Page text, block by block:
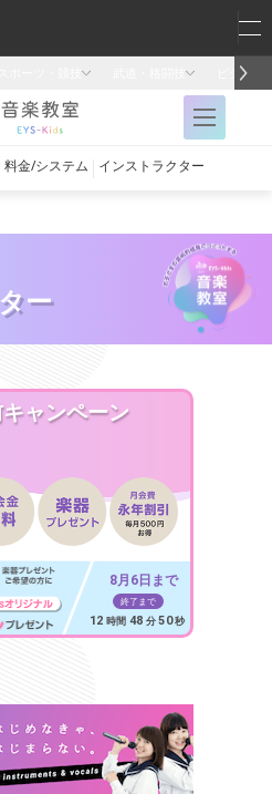
ー
ャンペーン
8月6日まで
終了まで
12 時間 48 分 50 秒